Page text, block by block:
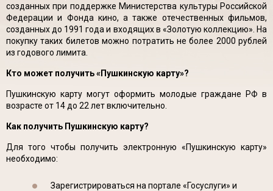
созданных при поддержке Министерства культуры Российской
Федерации и Фонда кино, а также отечественных фильмов,
созданных до 1991 года и входящих в «Золотую коллекцию». На
покупку таких билетов можно потратить не более 2000 рублей
из годового лимита.
Кто может получить «Пушкинскую карту»?
Пушкинскую карту могут оформить молодые граждане РФ в
возрасте от 14 до 22 лет включительно.
Как получить Пушкинскую карту?
Для того чтобы получить электронную «Пушкинскую карту»
необходимо:
Зарегистрироваться на портале «Госуслуги» и